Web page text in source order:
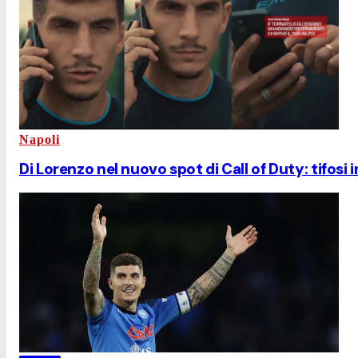
Napoli
Di Lorenzo nel nuovo spot di Call of Duty: tifosi